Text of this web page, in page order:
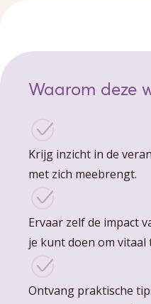
Waarom deze
Krijg inzicht in de
met zich meebrengt.
Ervaar zelf de impact
je kunt doen om vitaal
Ontvang praktische